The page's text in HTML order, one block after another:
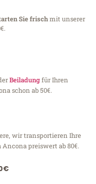
Sie frischmit unserer
Beiladungfür Ihren
schon ab 50€.
wir transportieren Ihre
Ancona preiswert ab 80€.